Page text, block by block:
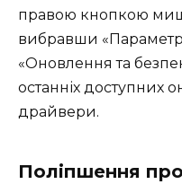
правою кнопкою
вибравши
«Оновлення та
останніх доступних
драйвери.
Поліпшення